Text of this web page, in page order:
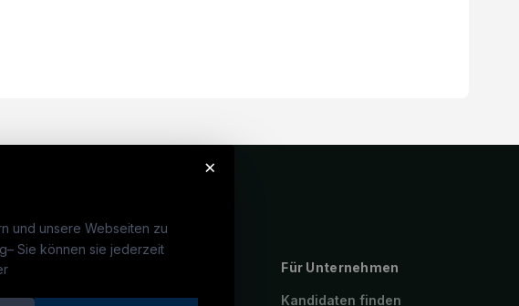
×
und unsere Webseiten zu
– Sie können sie jederzeit
Elektrotechniker:in
Für Unternehmen
Kandidaten finden